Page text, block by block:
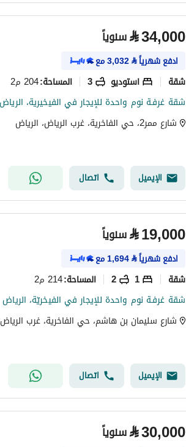
⃁34,000 سنوياً
ادفع شهرياً⃁
3,032مع
شقة استوديو 3 المساحة:204 م2
شقة غرفـة نوم واحدة للإيجار في الفيخيرية، الرياض
شارع ممر2، حي الفاخرية، غرب الرياض، الرياض
الإيميل اتصال
⃁19,000 سنوياً
ادفع شهرياً⃁
1,694مع
شقة 1
2 المساحة:214 م2
شقة غرفـة نوم واحدة للإيجار في الفيخريّة، الرياض
شارع سليمان بن هاشم، حي الفاخرية، غرب
الإيميل اتصال
⃁30,000 سنوياً